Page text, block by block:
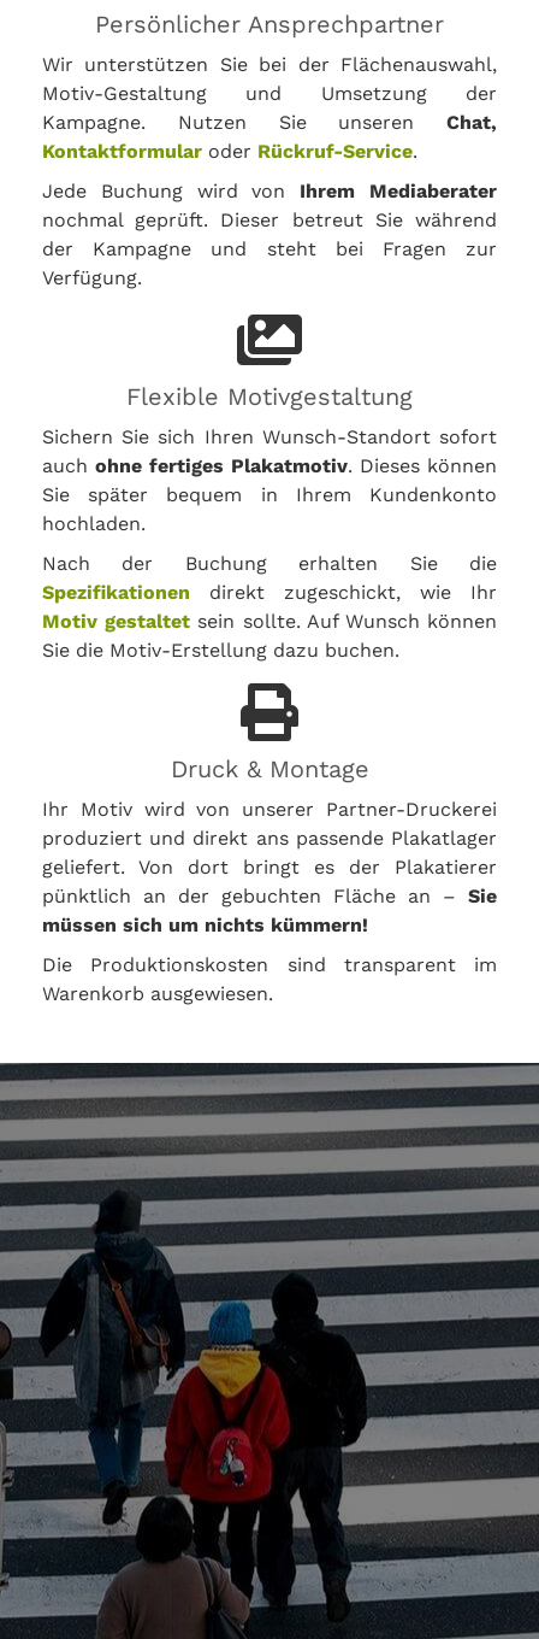
Persönlicher Ansprechpartner
Wir unterstützen Sie bei der Flächenauswahl,
Motiv-Gestaltung und Umsetzung der
Kampagne. Nutzen Sie unseren Chat,
Kontaktformular oder Rückruf-Service.
Jede Buchung wird von Ihrem Mediaberater
nochmal geprüft. Dieser betreut Sie während
der Kampagne und steht bei Fragen zur
Verfügung.
Flexible Motivgestaltung
Sichern Sie sich Ihren Wunsch-Standort sofort
auch ohne fertiges Plakatmotiv. Dieses können
Sie später bequem in Ihrem Kundenkonto
hochladen.
Nach der Buchung erhalten Sie die
Spezifikationen direkt zugeschickt, wie Ihr
Motiv gestaltet sein sollte. Auf Wunsch können
Sie die Motiv-Erstellung dazu buchen.
Druck & Montage
Ihr Motiv wird von unserer Partner-Druckerei
produziert und direkt ans passende Plakatlager
geliefert. Von dort bringt es der Plakatierer
pünktlich an der gebuchten Fläche an – Sie
müssen sich um nichts kümmern!
Die Produktionskosten sind transparent im
Warenkorb ausgewiesen.